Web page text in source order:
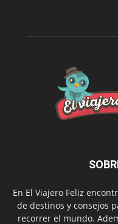
En El Viajero Feliz
de destinos y consejos
recorrer el mundo.